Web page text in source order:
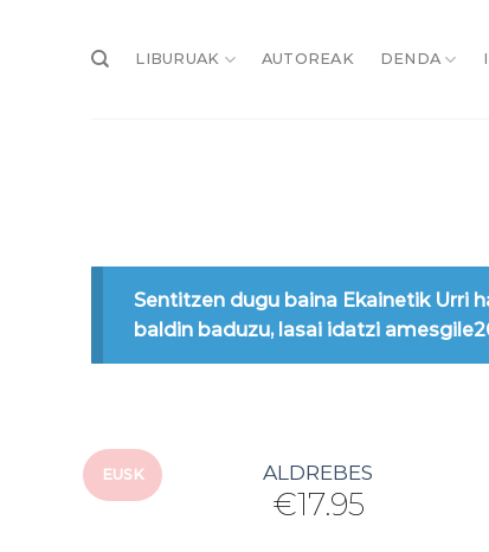
LIBURUAK AUTOREAK DENDA
Sentitzen dugu baina Ekainetik Urri
baldin baduzu, lasai idatzi
EUSK ALDREBES
€17.95